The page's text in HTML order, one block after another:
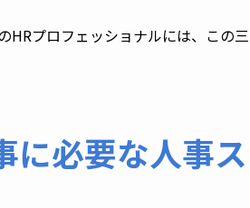
HRプロフェッショナルには、この
に必要な人事